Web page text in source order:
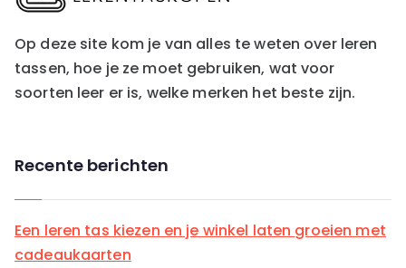
i
e
ë
n
Op deze site kom je van alles te weten over leren
tassen, hoe je ze moet gebruiken, wat voor
soorten leer er is, welke merken het beste zijn.
Recente berichten
Een leren tas kiezen en je winkel laten groeien met
cadeaukaarten